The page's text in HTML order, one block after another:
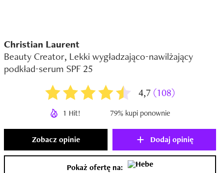
Christian Laurent
Beauty Creator, Lekki wygładzająco-nawilżający
podkład-serum SPF 25
4,7 (108)
1 Hit! 79% kupi ponownie
Zobacz opinie Dodaj opinię
Pokaż ofertę na: